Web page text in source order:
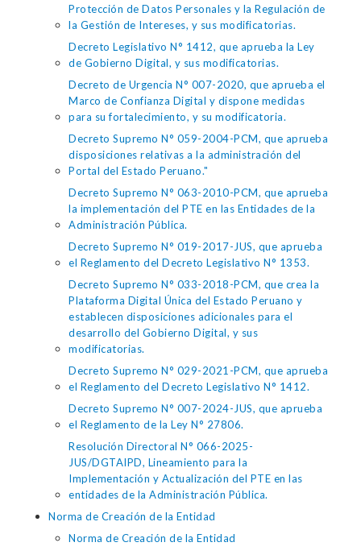
Protección de Datos Personales y la Regulación de
la Gestión de Intereses, y sus modificatorias.
Decreto Legislativo N° 1412, que aprueba la Ley
de Gobierno Digital, y sus modificatorias.
Decreto de Urgencia N° 007-2020, que aprueba el
Marco de Confianza Digital y dispone medidas
para su fortalecimiento, y su modificatoria.
Decreto Supremo N° 059-2004-PCM, que aprueba
disposiciones relativas a la administración del
Portal del Estado Peruano."
Decreto Supremo N° 063-2010-PCM, que aprueba
la implementación del PTE en las Entidades de la
Administración Pública.
Decreto Supremo N° 019-2017-JUS, que aprueba
el Reglamento del Decreto Legislativo N° 1353.
Decreto Supremo N° 033-2018-PCM, que crea la
Plataforma Digital Única del Estado Peruano y
establecen disposiciones adicionales para el
desarrollo del Gobierno Digital, y sus
modificatorias.
Decreto Supremo N° 029-2021-PCM, que aprueba
el Reglamento del Decreto Legislativo N° 1412.
Decreto Supremo N° 007-2024-JUS, que aprueba
el Reglamento de la Ley N° 27806.
Resolución Directoral N° 066-2025-
JUS/DGTAIPD, Lineamiento para la
Implementación y Actualización del PTE en las
entidades de la Administración Pública.
Norma de Creación de la Entidad
Norma de Creación de la Entidad